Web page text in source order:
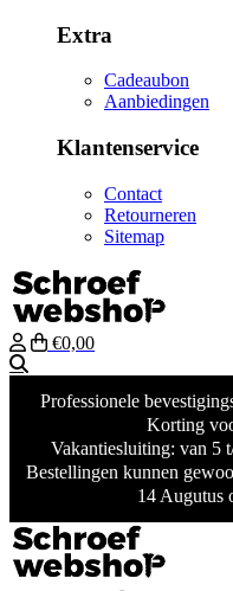
Extra
Cadeaubon
Aanbiedingen
Klantenservice
Contact
Retourneren
Sitemap
€0,00
Professionele
Korting
Vakantiesluiting: van 5
Bestellingen kunnen
14 Augutus